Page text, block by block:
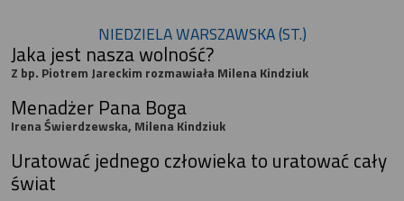
NIEDZIELA WARSZAWSKA (ST.)
Jaka jest nasza wolność?
Z bp. Piotrem Jareckim rozmawiała Milena Kindziuk
Menadżer Pana Boga
Irena Świerdzewska, Milena Kindziuk
Uratować jednego człowieka to uratować cały
świat